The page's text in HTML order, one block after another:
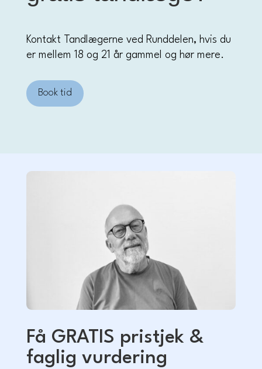
Kontakt Tandlægerne ved Runddelen, hvis du
er mellem 18 og 21 år gammel og hør mere.
Book tid
Få GRATIS pristjek &
faglig vurdering